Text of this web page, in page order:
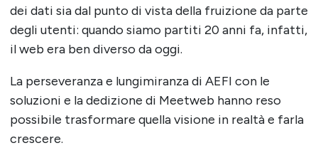
dei dati sia dal punto di vista della fruizione da parte
degli utenti: quando siamo partiti 20 anni fa, infatti,
il web era ben diverso da oggi.
La perseveranza e lungimiranza di AEFI con le
soluzioni e la dedizione di Meetweb hanno reso
possibile trasformare quella visione in realtà e farla
crescere.